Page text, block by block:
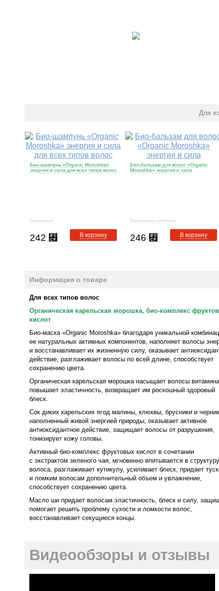
Для
Био-шампунь «Organic Moroshka»
энергия и сила для всех типов волос
Био-шампуни
242 ⃏ В корзину
Био-бальзам для волос «Organic
Moroshka» энергия и сила
Био-бальзамы для волос
246 ⃏ В корзину
Информация о товаре
Для всех типов волос
Органическая карельская морошка, био-комплекс
кислот
Био-маска «Organic Moroshka» благодаря уникальной
ее натуральных активных компонентов, наполняет волосы
и восстанавливает их жизненную силу, оказывает
действие, разглаживает волосы по всей длине, способствует
сохранению цвета.
Органическая карельская морошка насыщает волосы
повышает эластичность, возвращает им роскошный здоровый
блеск.
Сок диких карельских ягод малины, клюквы, брусники и
наполненный живой энергией природы, оказывает активное
антиоксидантное действие, защищает волосы от разрушения,
тонизирует кожу головы.
Активный био-комплекс фруктовых кислот в сочетании
с экстрактом зеленого чая, мгновенно впитывается в структуру
волоса, разглаживает кутикулу, усиливает блеск, придает
и ломким волосам дополнительный объем и увлажнение,
способствует сохранению цвета.
Масло ши придает волосам эластичность, блеск и силу,
помогает решить проблему сухости и ломкости волос,
восстанавливает секущиеся концы.
Видеообзоры и отзывы